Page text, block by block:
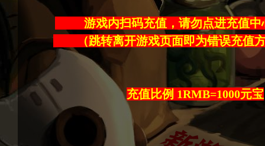
游戏内扫码充值，请勿点进充
（跳转离开游戏页面即为错误
充值比例 1RMB=1000元宝